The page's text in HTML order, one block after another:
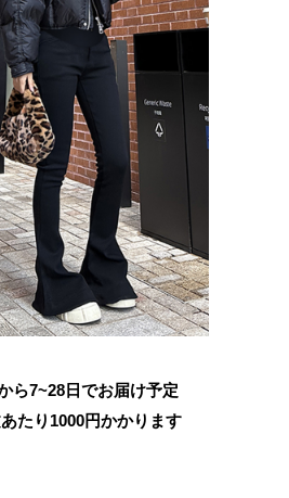
ら7~28日でお届け予定
たり 1000円かかります